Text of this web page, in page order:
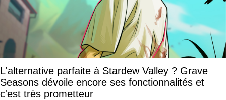
L'alternative parfaite à Stardew Valley ? Grave
Seasons dévoile encore ses fonctionnalités et
c'est très prometteur